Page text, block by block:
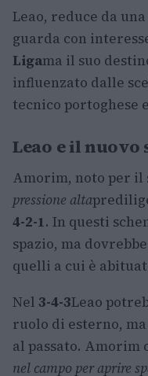
Leao, reduce da
guarda con
Ligama il suo
influenzato dalle
tecnico portoghese
Leao e il
Amorim, noto per il
pressione alta
4-2-1. In questi
spazio, ma
quelli a cui è
Nel 3-4-3Leao
ruolo di esterno,
al passato. Amorim
nel campo per aprire